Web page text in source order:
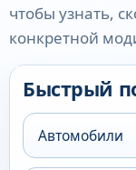
чтобы узнать,
конкретной
Быстрый